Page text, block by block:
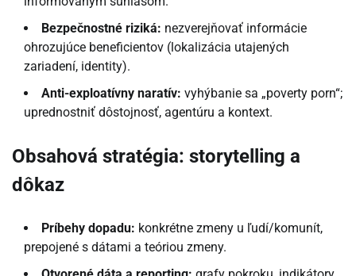
Bezpečnostné riziká: nezverejňovať informácie
ohrozujúce beneficientov (lokalizácia utajených
zariadení, identity).
Anti-exploatívny naratív: vyhýbanie sa „poverty porn“;
uprednostniť dôstojnosť, agentúru a kontext.
Obsahová stratégia: storytelling a
dôkaz
Príbehy dopadu: konkrétne zmeny u ľudí/komunít,
prepojené s dátami a teóriou zmeny.